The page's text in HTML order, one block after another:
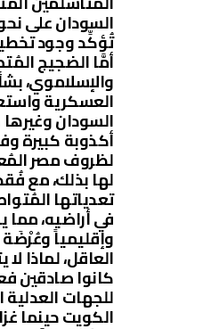
السودان على
تُؤكِّد وجود
أمَّا الضجيج
والإسلاموي،
العسكرية
السودان
أكذوبة كبيرة
لظروف مصر
لها بذلك، مع
تعدياتها
في أراضيه، مما
وإقليمياً
العاقل، لماذا
كانوا صادقين
للجهات
الكويت حينما